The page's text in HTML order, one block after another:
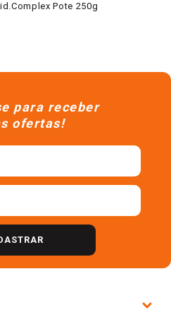
Pote 250g
para receber
ofertas!